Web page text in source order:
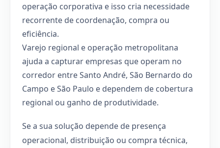
operação corporativa e isso cria necessidade
recorrente de coordenação, compra ou
eficiência.
Varejo regional e operação metropolitana
ajuda a capturar empresas que operam no
corredor entre Santo André, São Bernardo do
Campo e São Paulo e dependem de cobertura
regional ou ganho de produtividade.
Se a sua solução depende de presença
operacional, distribuição ou compra técnica,